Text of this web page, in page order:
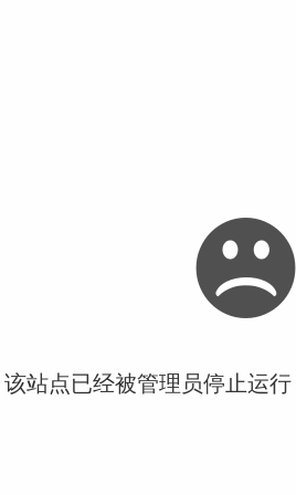
站点已经被管理员停止运